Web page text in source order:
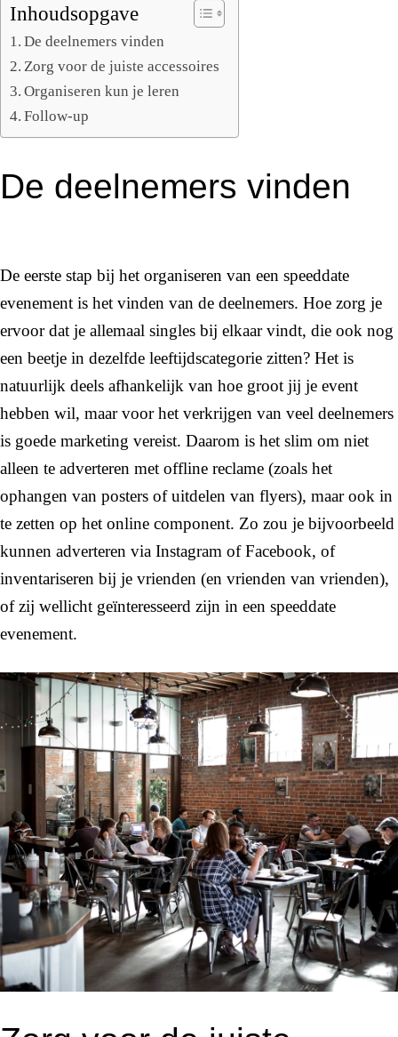
Inhoudsopgave
De deelnemers vinden
Zorg voor de juiste accessoires
Organiseren kun je leren
Follow-up
De deelnemers vinden
De eerste stap bij het organiseren van een speeddate
evenement is het vinden van de deelnemers. Hoe zorg je
ervoor dat je allemaal singles bij elkaar vindt, die ook nog
een beetje in dezelfde leeftijdscategorie zitten? Het is
natuurlijk deels afhankelijk van hoe groot jij je event
hebben wil, maar voor het verkrijgen van veel deelnemers
is goede marketing vereist. Daarom is het slim om niet
alleen te adverteren met offline reclame (zoals het
ophangen van posters of uitdelen van flyers), maar ook in
te zetten op het online component. Zo zou je bijvoorbeeld
kunnen adverteren via Instagram of Facebook, of
inventariseren bij je vrienden (en vrienden van vrienden),
of zij wellicht geïnteresseerd zijn in een speeddate
evenement.